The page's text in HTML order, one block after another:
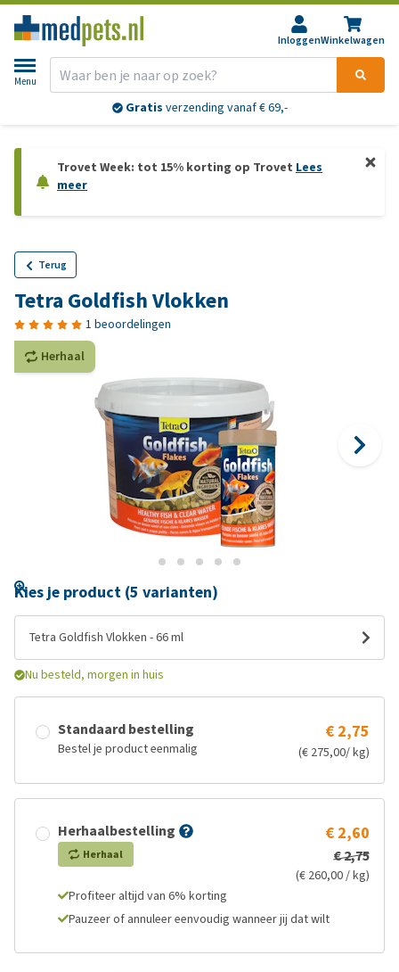
InloggenWinkelwagen
Menu
Gratis verzending vanaf € 69,-
Trovet Week: tot 15% korting op Trovet Lees
meer
Terug
Tetra Goldfish Vlokken
1 beoordelingen
Herhaal
Kies je product (5 varianten)
Tetra Goldfish Vlokken - 66 ml
Nu besteld, morgen in huis
Standaard bestelling
Bestel je product eenmalig
€ 2,75
(€ 275,00/ kg)
Herhaalbestelling
Herhaal
€ 2,60
€ 2,75
(€ 260,00 / kg)
Profiteer altijd van 6% korting
Pauzeer of annuleer eenvoudig wanneer jij dat wilt